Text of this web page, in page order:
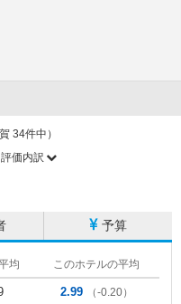
34件中）
評価内訳
予算
均 このホテルの平均
2.99 （-0.20）